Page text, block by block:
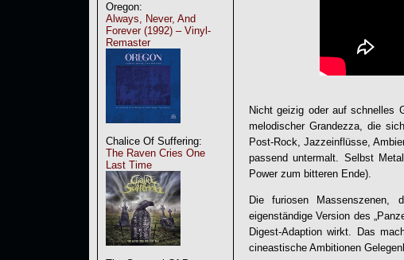
Oregon:
Always, Never, And
Forever (1992) – Vinyl-
Remaster
Chalice Of Suffering:
The Raven Cries One
Last Time
Nicht geizig oder auf schnelles
melodischer Grandezza, die
Post-Rock, Jazzeinflüsse,
passend untermalt. Selbst
Power zum bitteren Ende).
Die furiosen Massenszenen,
eigenständige Version des
Digest-Adaption wirkt. Das
cineastische Ambitionen